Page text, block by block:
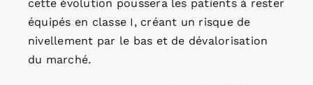
cette évolution poussera les patients à rester
équipés en classe I, créant un risque de
nivellement par le bas et de dévalorisation
du marché.